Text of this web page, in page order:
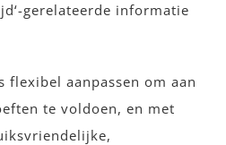
gerelateerde informatie
flexibel aanpassen om aan
te voldoen, en met